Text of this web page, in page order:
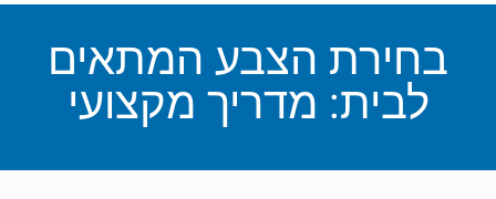
בחירת הצבע המתאים
לבית: מדריך מקצועי